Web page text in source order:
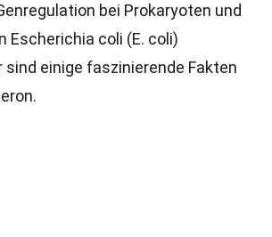
bei Prokaryoten und
Escherichia coli (E. coli)
einige faszinierende Fakten